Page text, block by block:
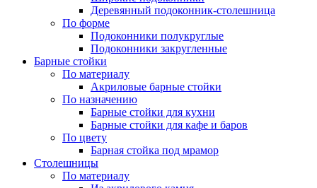
Деревянный подоконник-столешница
По форме
Подоконники полукруглые
Подоконники закругленные
Барные стойки
По материалу
Акриловые барные стойки
По назначению
Барные стойки для кухни
Барные стойки для кафе и баров
По цвету
Барная стойка под мрамор
Столешницы
По материалу